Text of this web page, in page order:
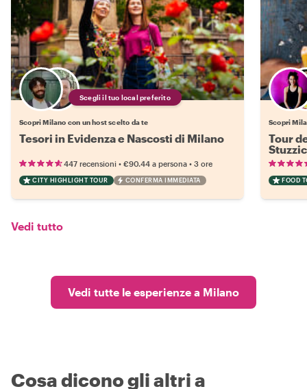
Scegli il tuo local preferito
Scopri Milano con un host scelto da te
Tesori in Evidenza e Nascosti di Milano
447 recensioni • €90.44 a persona • 3 ore
CITY HIGHLIGHT TOUR CONFERMA IMMEDIATA
Scopri
Tour
FOOD
Vedi tutto
Vedi tutte le esperienze a Milano
Cosa dicono gli altri a